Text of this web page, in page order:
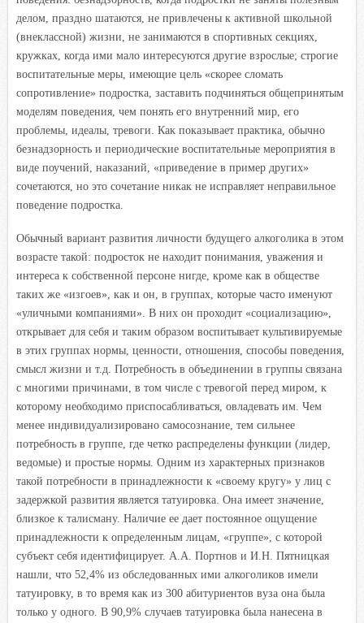
делом, праздно шатаются, не привлечены к активной школьной
(внеклассной) жизни, не занимаются в спортивных секциях,
кружках, когда ими мало интересуются другие взрослые; строгие
воспитательные меры, имеющие цель «скорее сломать
сопротивление» подростка, заставить подчиняться общепринятым
моделям поведения, чем понять его внутренний мир, его
проблемы, идеалы, тревоги. Как показывает практика, обычно
безнадзорность и периодические воспитательные мероприятия в
виде поучений, наказаний, «приведение в пример других»
сочетаются, но это сочетание никак не исправляет неправильное
поведение подростка.
Обычный вариант развития личности будущего алкоголика в этом
возрасте такой: подросток не находит понимания, уважения и
интереса к собственной персоне нигде, кроме как в обществе
таких же «изгоев», как и он, в группах, которые часто именуют
«уличными компаниями». В них он проходит «социализацию»,
открывает для себя и таким образом воспитывает культивируемые
в этих группах нормы, ценности, отношения, способы поведения,
смысл жизни и т.д. Потребность в объединении в группы связана
с многими причинами, в том числе с тревогой перед миром, к
которому необходимо приспосабливаться, овладевать им. Чем
менее индивидуализировано самосознание, тем сильнее
потребность в группе, где четко распределены функции (лидер,
ведомые) и простые нормы. Одним из характерных признаков
такой потребности в принадлежности к «своему кругу» у лиц с
задержкой развития является татуировка. Она имеет значение,
близкое к талисману. Наличие ее дает постоянное ощущение
принадлежности к определенным лицам, «группе», с которой
субъект себя идентифицирует. А.А. Портнов и И.Н. Пятницкая
нашли, что 52,4% из обследованных ими алкоголиков имели
татуировку, в то время как из 300 абитуриентов вуза она была
только у одного. В 90,9% случаев татуировка была нанесена в